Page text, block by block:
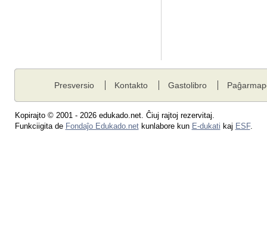
Presversio Kontakto Gastolibro
Kopirajto © 2001 - 2026 edukado.net. Ĉiuj rajtoj rezervitaj.
Funkciigita de Fondaĵo Edukado.netkunlabore kun E-dukati kaj ESF.